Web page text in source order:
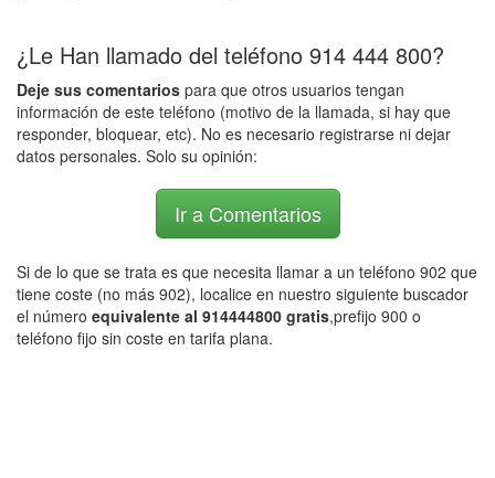
¿Le Han llamado del teléfono 914 444 800?
Deje sus comentarios para que otros usuarios tengan
información de este teléfono (motivo de la llamada, si hay que
responder, bloquear, etc). No es necesario registrarse ni dejar
datos personales. Solo su opinión:
Ir a Comentarios
Si de lo que se trata es que necesita llamar a un teléfono 902 que
tiene coste (no más 902), localice en nuestro siguiente buscador
el número equivalente al 914444800 gratis,prefijo 900 o
teléfono fijo sin coste en tarifa plana.